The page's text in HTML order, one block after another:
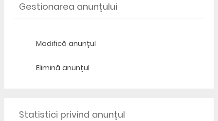
Gestionarea anunțului
Modifică anunțul
Elimină anunțul
Statistici privind anunțul